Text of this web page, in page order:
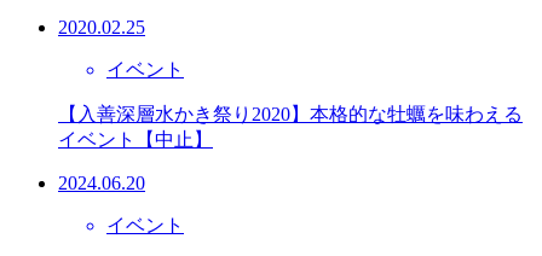
2020.02.25
イベント
【入善深層水かき祭り2020】本格的な牡蠣を味わえる
イベント【中止】
2024.06.20
イベント